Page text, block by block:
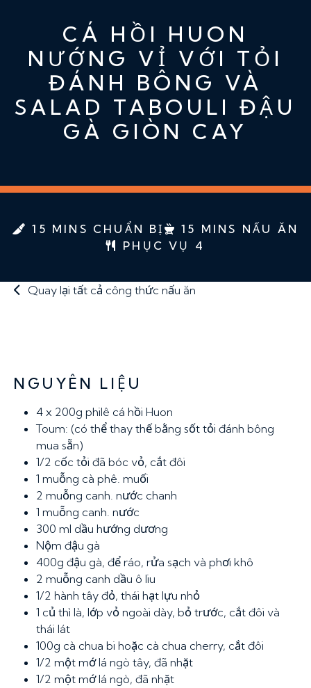
CÁ HỒI HUON
NƯỚNG VỈ VỚI TỎI
ĐÁNH BÔNG VÀ
SALAD TABOULI ĐẬU
GÀ GIÒN CAY
15 MINS CHUẨN BỊ
15 MINS NẤU ĂN
PHỤC VỤ 4
Quay lại tất cả công thức nấu ăn
NGUYÊN LIỆU
4 x 200g philê cá hồi Huon
Toum: (có thể thay thế bằng sốt tỏi đánh bông
mua sẵn)
1/2 cốc tỏi đã bóc vỏ, cắt đôi
1 muỗng cà phê. muối
2 muỗng canh. nước chanh
1 muỗng canh. nước
300 ml dầu hướng dương
Nộm đậu gà
400g đậu gà, để ráo, rửa sạch và phơi khô
2 muỗng canh dầu ô liu
1/2 hành tây đỏ, thái hạt lựu nhỏ
1 củ thì là, lớp vỏ ngoài dày, bỏ trước, cắt đôi và
thái lát
100g cà chua bi hoặc cà chua cherry, cắt đôi
1/2 một mớ lá ngò tây, đã nhặt
1/2 một mớ lá ngò, đã nhặt